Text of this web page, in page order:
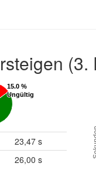
(3.
15.0 %
Ungültig
15.0 %
Ungültig
23,47 s
26,00 s